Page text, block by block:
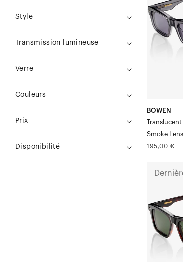
Style
Transmission lumineuse
Verre
Couleurs
Prix
Disponibilité
translucide
BOWEN
Smoke Lens
Prix
195,00 €
gris-
vert
écaille